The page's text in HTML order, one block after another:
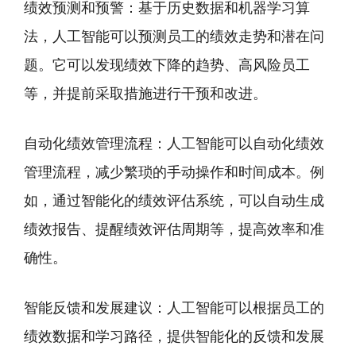
绩效预测和预警：基于历史数据和机器学习算
法，人工智能可以预测员工的绩效走势和潜在问
题。它可以发现绩效下降的趋势、高风险员工
等，并提前采取措施进行干预和改进。
自动化绩效管理流程：人工智能可以自动化绩效
管理流程，减少繁琐的手动操作和时间成本。例
如，通过智能化的绩效评估系统，可以自动生成
绩效报告、提醒绩效评估周期等，提高效率和准
确性。
智能反馈和发展建议：人工智能可以根据员工的
绩效数据和学习路径，提供智能化的反馈和发展